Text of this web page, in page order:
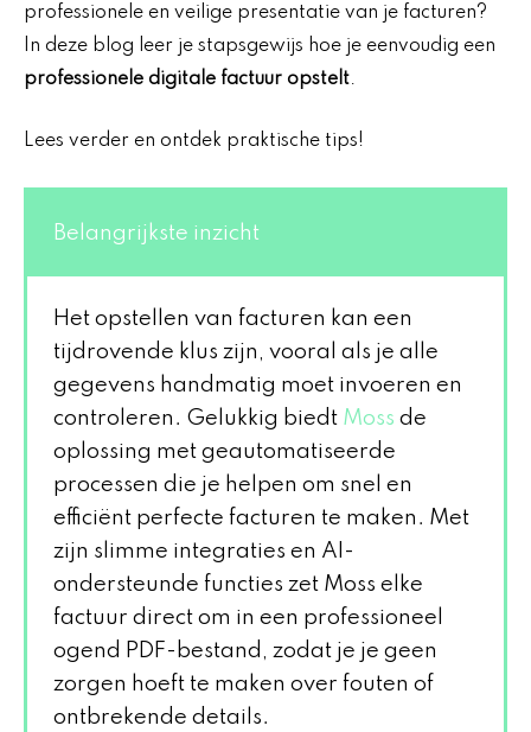
professionele en veilige presentatie van je facturen?
In deze blog leer je stapsgewijs hoe je eenvoudig een
professionele digitale factuur opstelt.
Lees verder en ontdek praktische tips!
Belangrijkste inzicht
Het opstellen van facturen kan een
tijdrovende klus zijn, vooral als je alle
gegevens handmatig moet invoeren en
controleren. Gelukkig biedt Moss de
oplossing met geautomatiseerde
processen die je helpen om snel en
efficiënt perfecte facturen te maken. Met
zijn slimme integraties en AI-
ondersteunde functies zet Moss elke
factuur direct om in een professioneel
ogend PDF-bestand, zodat je je geen
zorgen hoeft te maken over fouten of
ontbrekende details.